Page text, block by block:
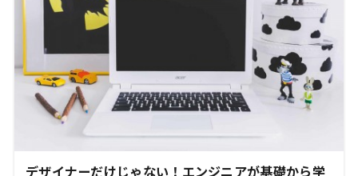
デザイナーだけじゃない！エンジニアが基礎から学